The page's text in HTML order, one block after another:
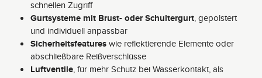
schnellen Zugriff
Gurtsysteme mit Brust- oder Schultergurt, gepolstert
und individuell anpassbar
Sicherheitsfeatureswie reflektierende Elemente oder
abschließbare Reißverschlüsse
Luftventile, für mehr Schutz bei Wasserkontakt, als